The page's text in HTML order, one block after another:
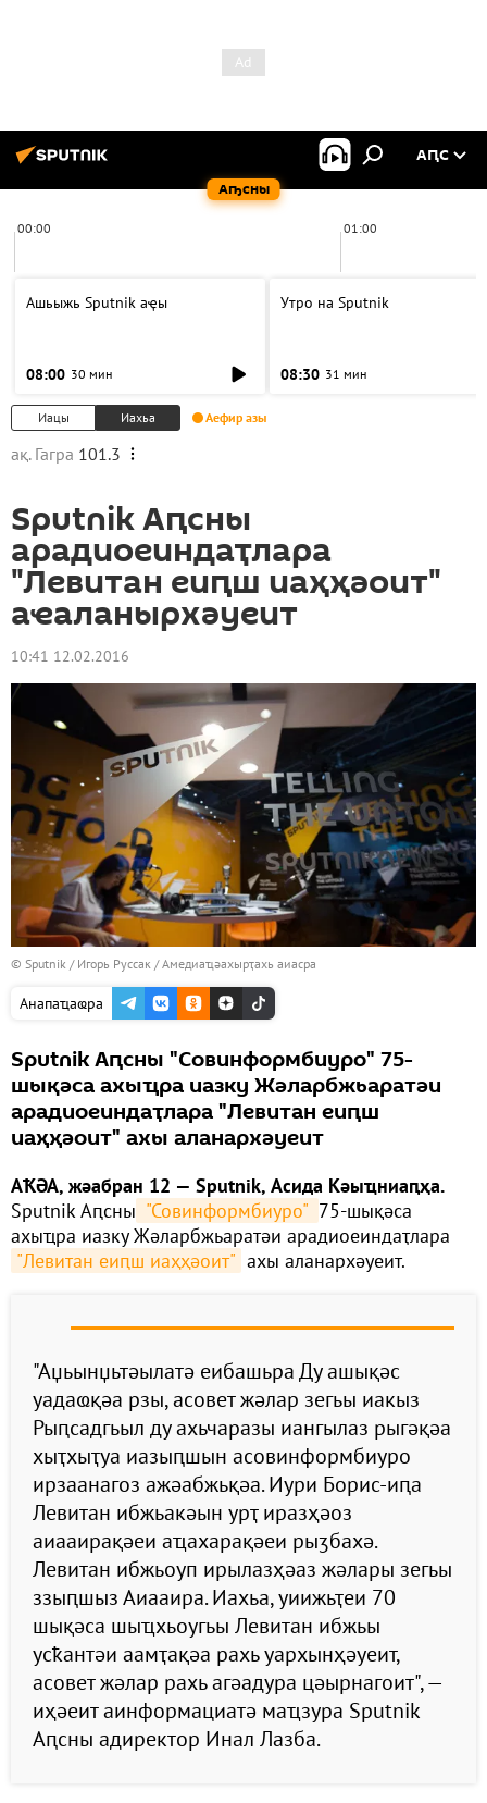
Аҧсны
АԤС
00:00 01:00
Ашьыжь Sputnik аҿы
08:00 30 мин
Утро на Sputnik
08:30 31 мин
Иацы Иахьа Аефир азы
ақ. Гагра 101.3
Sputnik Аԥсны
арадиоеиндаҭлара
"Левитан еиԥш иаҳҳәоит"
аҽаланырхәуеит
10:41 12.02.2016
© Sputnik / Игорь Руссак /Амедиаҵәахырҭахь аиасра
Анапаҵаҩра
Sputnik Аԥсны "Совинформбиуро" 75-
шықәса ахыҵра иазку Жәларбжьаратәи
арадиоеиндаҭлара "Левитан еиԥш
иаҳҳәоит" ахы аланархәуеит
АҞӘА, жәабран 12 — Sputnik, Асида Кәыҵниаԥҳа.
Sputnik Аԥсны "Совинформбиуро" 75-шықәса
ахыҵра иазку Жәларбжьаратәи арадиоеиндаҭлара
"Левитан еиԥш иаҳҳәоит" ахы аланархәуеит.
"Аџьынџьтәылатә еибашьра Ду ашықәс
уадаҩқәа рзы, асовет жәлар зегьы иакыз
Рыԥсадгьыл ду ахьчаразы иангылаз рыгәқәа
хыҭхыҭуа иазыԥшын асовинформбиуро
ирзаанагоз ажәабжьқәа. Иури Борис-иԥа
Левитан ибжьакәын урҭ иразҳәоз
аиааирақәеи аҵахарақәеи рыӡбахә.
Левитан ибжьоуп ирылазҳәаз жәлары зегьы
ззыԥшыз Аиааира. Иахьа, уиижьҭеи 70
шықәса шыҵхьоугьы Левитан ибжьы
усҟантәи аамҭақәа рахь уархынҳәуеит,
асовет жәлар рахь агәадура цәырнагоит", —
иҳәеит аинформациатә маҵзура Sputnik
Аԥсны адиректор Инал Лазба.